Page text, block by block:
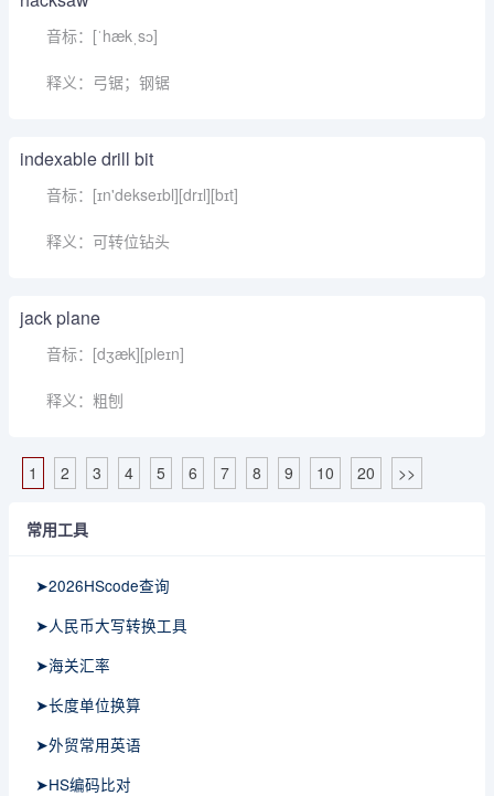
音标：[ˈhækˌsɔ]
释义：弓锯；钢锯
indexable drill bit
音标：[ɪn'dekseɪbl][drɪl][bɪt]
释义：可转位钻头
jack plane
音标：[dʒæk][pleɪn]
释义：粗刨
1 2 3 4 5 6 7 8 9 10 20 >>
常用工具
➤2026HScode查询
➤人民币大写转换工具
➤海关汇率
➤长度单位换算
➤外贸常用英语
➤HS编码比对